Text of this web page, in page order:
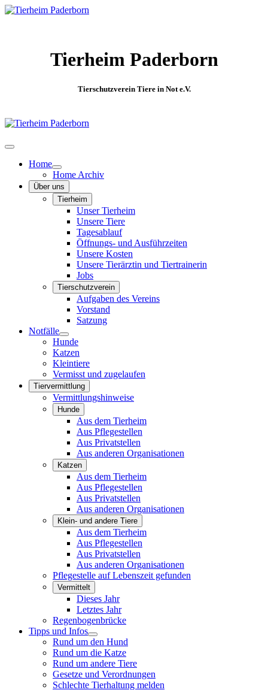
Tierheim Paderborn
Tierschutzverein Tiere in Not e.V.
Home
Home Archiv
Über uns
Tierheim
Unser Tierheim
Unsere Tiere
Tagesablauf
Öffnungs- und Ausführzeiten
Unsere Kosten
Unsere Tierärztin und Tiertrainerin
Jobs
Tierschutzverein
Aufgaben des Vereins
Vorstand
Satzung
Notfälle
Hunde
Katzen
Kleintiere
Vermisst und zugelaufen
Tiervermittlung
Vermittlungshinweise
Hunde
Aus dem Tierheim
Aus Pflegestellen
Aus Privatstellen
Aus anderen Organisationen
Katzen
Aus dem Tierheim
Aus Pflegestellen
Aus Privatstellen
Aus anderen Organisationen
Klein- und andere Tiere
Aus dem Tierheim
Aus Pflegestellen
Aus Privatstellen
Aus anderen Organisationen
Pflegestelle auf Lebenszeit gefunden
Vermittelt
Dieses Jahr
Letztes Jahr
Regenbogenbrücke
Tipps und Infos
Rund um den Hund
Rund um die Katze
Rund um andere Tiere
Gesetze und Verordnungen
Schlechte Tierhaltung melden